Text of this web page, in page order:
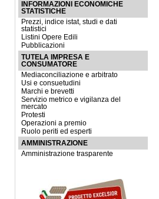
INFORMAZIONI ECONOMICHE
STATISTICHE
Prezzi, indice istat, studi e dati
statistici
Listini Opere Edili
Pubblicazioni
TUTELA IMPRESA E
CONSUMATORE
Mediaconciliazione e arbitrato
Usi e consuetudini
Marchi e brevetti
Servizio metrico e vigilanza del
mercato
Protesti
Operazioni a premio
Ruolo periti ed esperti
AMMINISTRAZIONE
Amministrazione trasparente